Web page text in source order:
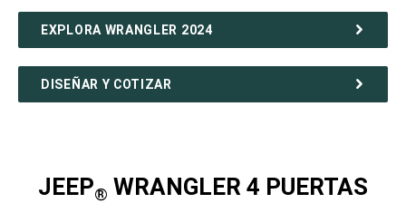
EXPLORA WRANGLER 2024
DISEÑAR Y COTIZAR
JEEP® WRANGLER 4 PUERTAS